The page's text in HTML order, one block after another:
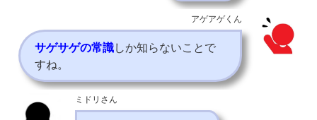
アゲアゲくん
サゲサゲの常識しか知らないことで
すね。
ミドリさん